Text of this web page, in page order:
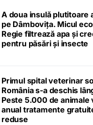
A doua insulă plutitoare
pe Dâmbovița. Micul
Regie filtrează apa și
pentru păsări și insecte
Primul spital veterinar
România s-a deschis
Peste 5.000 de animale
anual tratamente
reduse